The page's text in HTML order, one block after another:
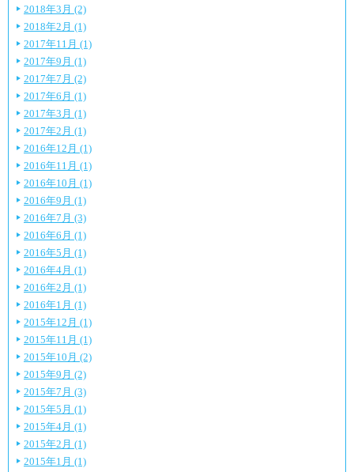
2018年3月 (2)
2018年2月 (1)
2017年11月 (1)
2017年9月 (1)
2017年7月 (2)
2017年6月 (1)
2017年3月 (1)
2017年2月 (1)
2016年12月 (1)
2016年11月 (1)
2016年10月 (1)
2016年9月 (1)
2016年7月 (3)
2016年6月 (1)
2016年5月 (1)
2016年4月 (1)
2016年2月 (1)
2016年1月 (1)
2015年12月 (1)
2015年11月 (1)
2015年10月 (2)
2015年9月 (2)
2015年7月 (3)
2015年5月 (1)
2015年4月 (1)
2015年2月 (1)
2015年1月 (1)